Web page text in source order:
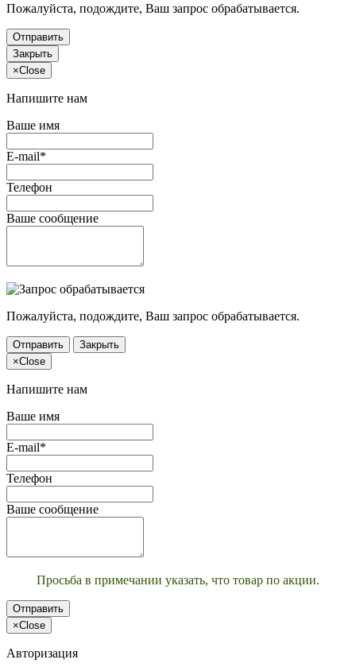
Пожалуйста, подождите, Ваш запрос обрабатывается.
Отправить
Закрыть
×Close
Напишите нам
Ваше имя
E-mail*
Телефон
Ваше сообщение
Пожалуйста, подождите, Ваш запрос обрабатывается.
Отправить
Закрыть
×Close
Напишите нам
Ваше имя
E-mail*
Телефон
Ваше сообщение
Просьба в примечании указать, что товар по акции.
Отправить
×Close
Авторизация